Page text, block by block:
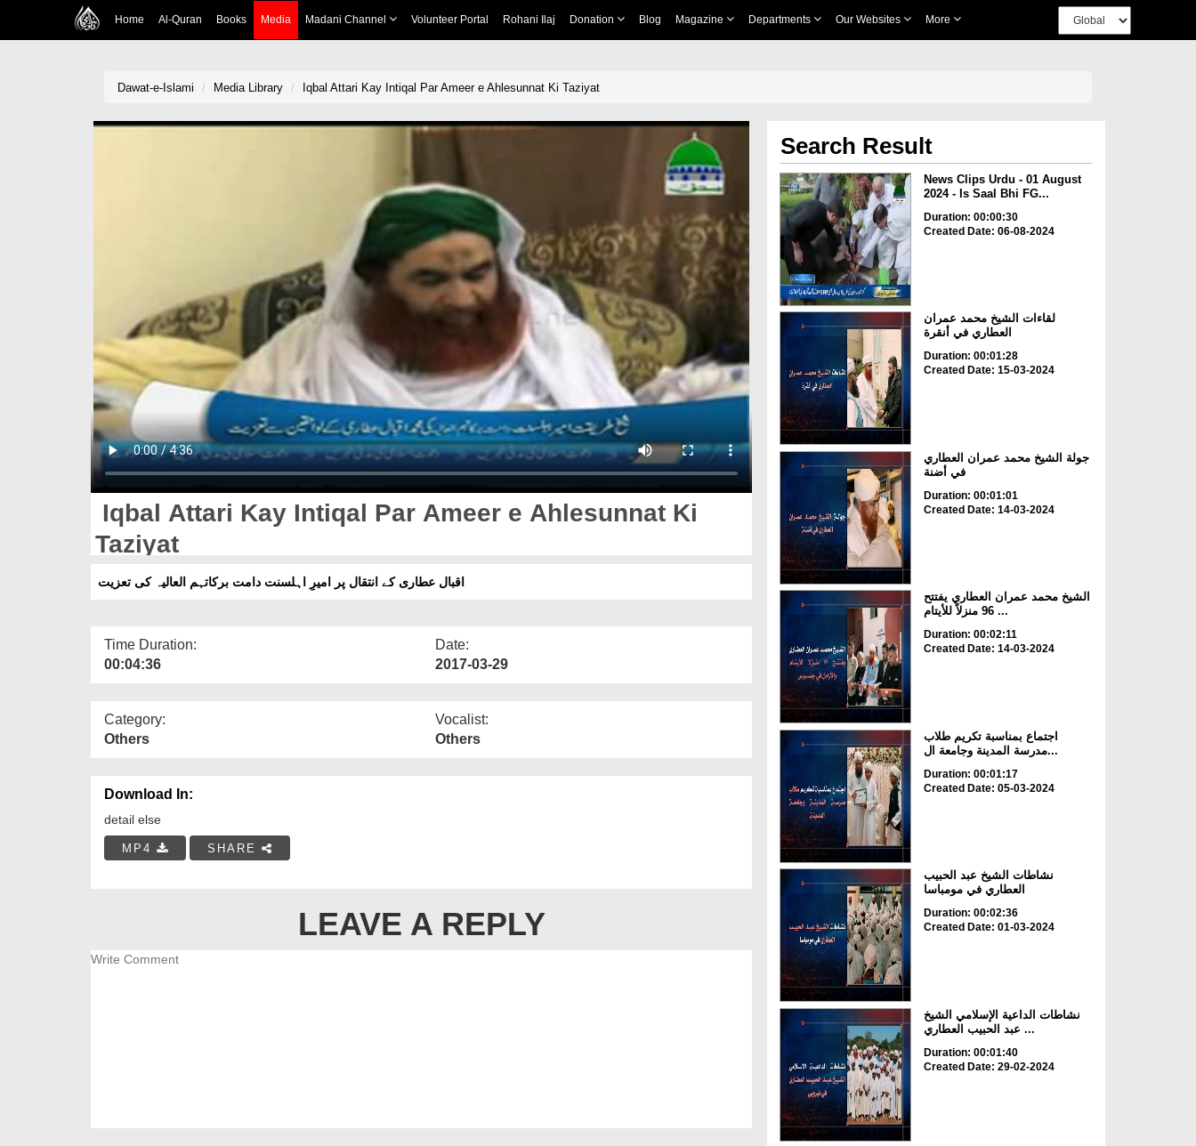
Home Al-Quran Books Media Madani Channel Volunteer Portal Rohani Ilaj Donation Blog Magazine Departments Our Websites More
Dawat-e-Islami Media Library Iqbal Attari Kay Intiqal Par Ameer e Ahlesunnat Ki Taziyat
Iqbal Attari Kay Intiqal Par Ameer e Ahlesunnat Ki
Taziyat
اقبال عطاری کے انتقال پر امیرِ اہلسنت دامت برکاتہم العالیہ کی تعزیت
Time Duration:
00:04:36
Date:
2017-03-29
Category:
Others
Vocalist:
Others
Download In:
detail else
MP4 SHARE
LEAVE A REPLY
Search Result
News Clips Urdu - 01 August
2024 - Is Saal Bhi FG...
Duration: 00:00:30
Created Date: 06-08-2024
لقاءات الشيخ محمد عمران
العطاري في أنقرة
Duration: 00:01:28
Created Date: 15-03-2024
جولة الشيخ محمد عمران العطاري
في أضنة
Duration: 00:01:01
Created Date: 14-03-2024
الشيخ محمد عمران العطاري يفتتح
96 منزلاً للأيتام ...
Duration: 00:02:11
Created Date: 14-03-2024
اجتماع بمناسبة تكريم طلاب
مدرسة المدينة وجامعة ال...
Duration: 00:01:17
Created Date: 05-03-2024
نشاطات الشيخ عبد الحبيب
العطاري في مومباسا
Duration: 00:02:36
Created Date: 01-03-2024
نشاطات الداعية الإسلامي الشيخ
عبد الحبيب العطاري ...
Duration: 00:01:40
Created Date: 29-02-2024